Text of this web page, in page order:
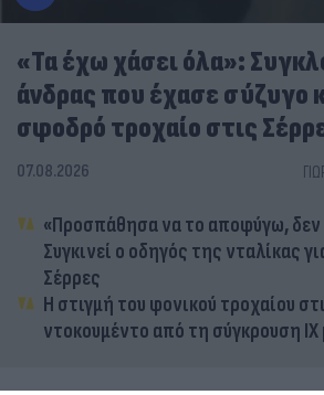
«Τα έχω χάσει όλα»:
άνδρας που έχασε σύζυγο
σφοδρό τροχαίο στις
07.08.2026
«Προσπάθησα να το αποφύγω, δεν
Συγκινεί ο οδηγός της νταλίκας
Σέρρες
Η στιγμή του φονικού τροχαίου
ντοκουμέντο από τη σύγκρουση